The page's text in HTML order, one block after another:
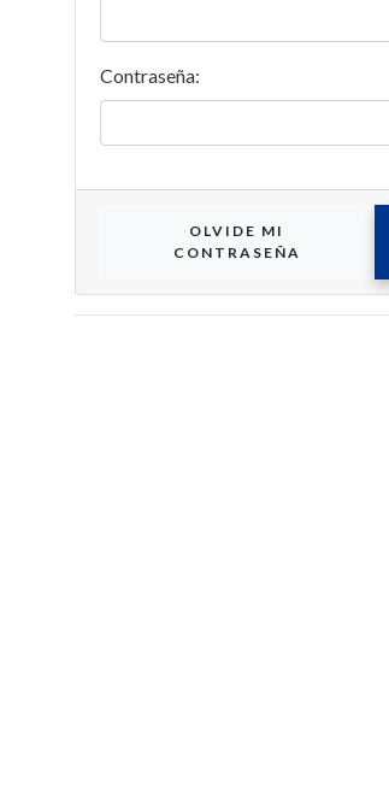
Contraseña:
OLVIDE MI
CONTRASEÑA